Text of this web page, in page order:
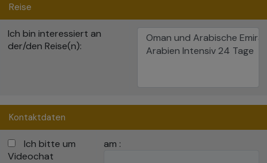
Reise
Ich bin interessiert an
der/den Reise(n):
Kontaktdaten
Ich bitte um
Videochat
am :